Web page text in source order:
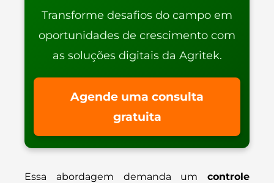
Transforme desafios do campo em
oportunidades de crescimento com
as soluções digitais da Agritek.
Agende uma consulta
gratuita
Essa abordagem demanda um controle